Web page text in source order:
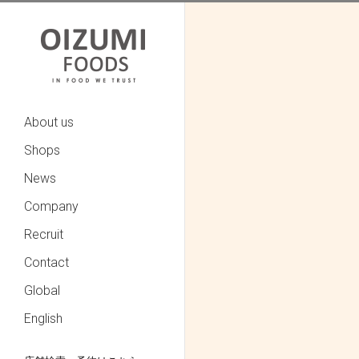
About us
Shops
News
Company
Recruit
Contact
Global
English